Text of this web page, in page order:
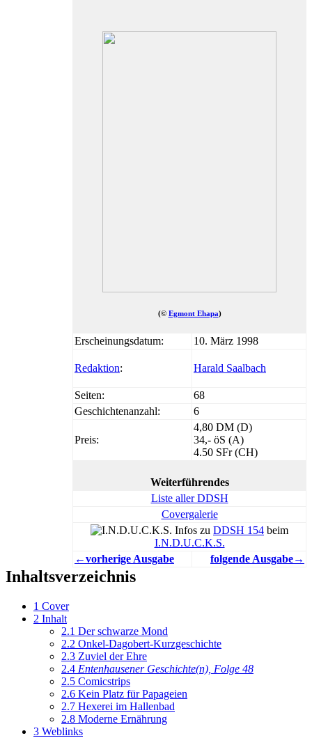
(© Egmont Ehapa)
Erscheinungsdatum: 10. März 1998
Redaktion: Harald Saalbach
Seiten:
68
Geschichtenanzahl:
6
Preis:
4,80 DM (D)
34,- öS (A)
4.50 SFr (CH)
Weiterführendes
Liste aller DDSH
Covergalerie
Infos zu DDSH 154 beim
I.N.D.U.C.K.S.
←vorherige Ausgabe
folgende Ausgabe→
Inhaltsverzeichnis
1 Cover
2 Inhalt
2.1 Der schwarze Mond
2.2 Onkel-Dagobert-Kurzgeschichte
2.3 Zuviel der Ehre
2.4 Entenhausener Geschichte(n), Folge 48
2.5 Comicstrips
2.6 Kein Platz für Papageien
2.7 Hexerei im Hallenbad
2.8 Moderne Ernährung
3 Weblinks